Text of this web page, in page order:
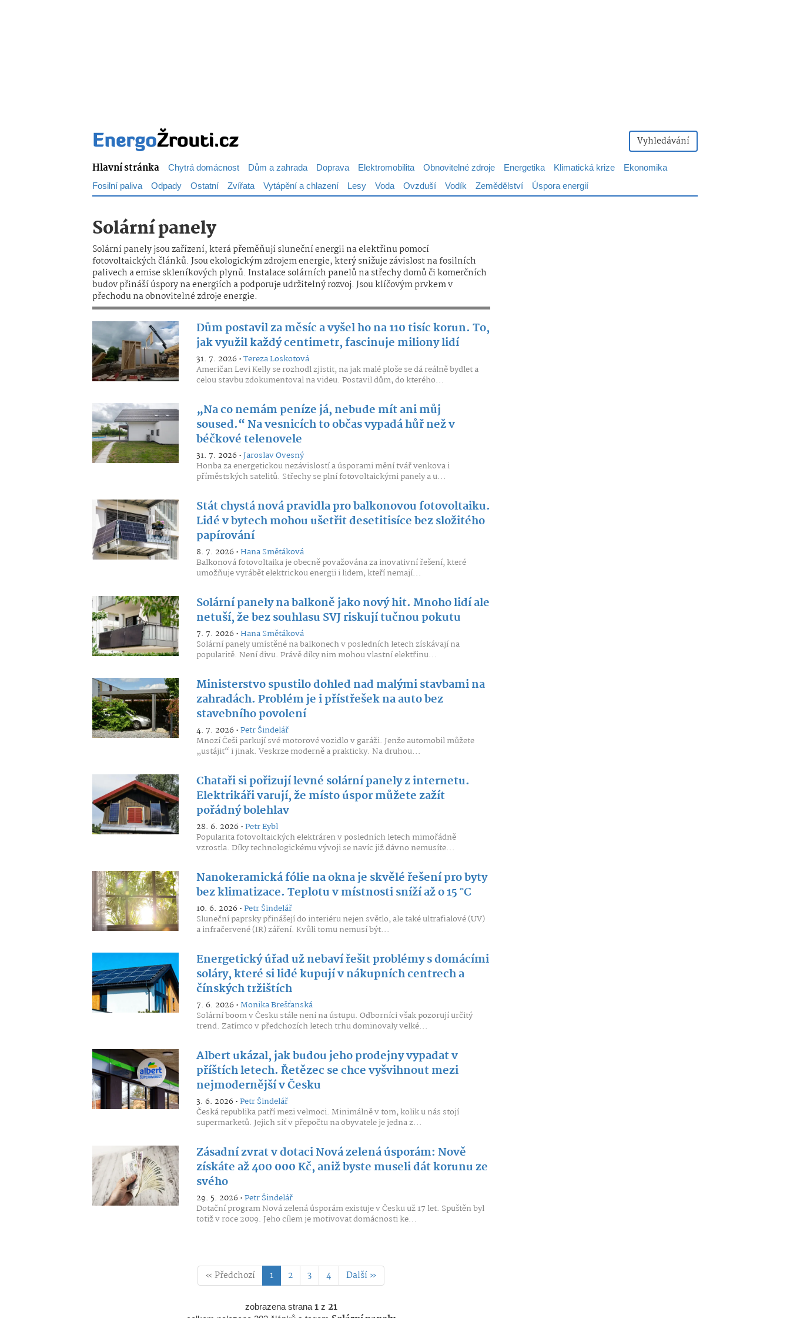
Vyhledávání
Hlavní stránka Chytrá domácnost Dům a zahrada Doprava Elektromobilita Obnovitelné zdroje Energetika Klimatická krize
Ekonomika
Fosilní paliva Odpady Ostatní Zvířata Vytápění a chlazení Lesy Voda Ovzduší Vodík Zemědělství Úspora energií
Solární panely
Solární panely jsou zařízení, která přeměňují sluneční energii na elektřinu pomocí
fotovoltaických článků. Jsou ekologickým zdrojem energie, který snižuje závislost na fosilních
palivech a emise skleníkových plynů. Instalace solárních panelů na střechy domů či komerčních
budov přináší úspory na energiích a podporuje udržitelný rozvoj. Jsou klíčovým prvkem v
přechodu na obnovitelné zdroje energie.
Dům postavil za měsíc a vyšel ho na 110 tisíc korun. To,
jak využil každý centimetr, fascinuje miliony lidí
31. 7. 2026 •Tereza Loskotová
Američan Levi Kelly se rozhodl zjistit, na jak malé ploše se dá reálně bydlet a
celou stavbu zdokumentoval na videu. Postavil dům, do kterého...
„Na co nemám peníze já, nebude mít ani můj
soused.“ Na vesnicích to občas vypadá hůř než v
béčkové telenovele
31. 7. 2026 •Jaroslav Ovesný
Honba za energetickou nezávislostí a úsporami mění tvář venkova i
příměstských satelitů. Střechy se plní fotovoltaickými panely a u...
Stát chystá nová pravidla pro balkonovou fotovoltaiku.
Lidé v bytech mohou ušetřit desetitisíce bez složitého
papírování
8. 7. 2026 •Hana Smětáková
Balkonová fotovoltaika je obecně považována za inovativní řešení, které
umožňuje vyrábět elektrickou energii i lidem, kteří nemají...
Solární panely na balkoně jako nový hit. Mnoho lidí ale
netuší, že bez souhlasu SVJ riskují tučnou pokutu
7. 7. 2026 •Hana Smětáková
Solární panely umístěné na balkonech v posledních letech získávají na
popularitě. Není divu. Právě díky nim mohou vlastní elektřinu...
Ministerstvo spustilo dohled nad malými stavbami na
zahradách. Problém je i přístřešek na auto bez
stavebního povolení
4. 7. 2026 •Petr Šindelář
Mnozí Češi parkují své motorové vozidlo v garáži. Jenže automobil můžete
„ustájit“ i jinak. Veskrze moderně a prakticky. Na druhou...
Chataři si pořizují levné solární panely z internetu.
Elektrikáři varují, že místo úspor můžete zažít
pořádný bolehlav
28. 6. 2026 •Petr Eybl
Popularita fotovoltaických elektráren v posledních letech mimořádně
vzrostla. Díky technologickému vývoji se navíc již dávno nemusíte...
Nanokeramická fólie na okna je skvělé řešení pro byty
bez klimatizace. Teplotu v místnosti sníží až o 15 °C
10. 6. 2026 •Petr Šindelář
Sluneční paprsky přinášejí do interiéru nejen světlo, ale také ultrafialové (UV)
a infračervené (IR) záření. Kvůli tomu nemusí být...
Energetický úřad už nebaví řešit problémy s domácími
soláry, které si lidé kupují v nákupních centrech a
čínských tržištích
7. 6. 2026 •Monika Brešťanská
Solární boom v Česku stále není na ústupu. Odborníci však pozorují určitý
trend. Zatímco v předchozích letech trhu dominovaly velké...
Albert ukázal, jak budou jeho prodejny vypadat v
příštích letech. Řetězec se chce vyšvihnout mezi
nejmodernější v Česku
3. 6. 2026 •Petr Šindelář
Česká republika patří mezi velmoci. Minimálně v tom, kolik u nás stojí
supermarketů. Jejich síť v přepočtu na obyvatele je jedna z...
Zásadní zvrat v dotaci Nová zelená úsporám: Nově
získáte až 400 000 Kč, aniž byste museli dát korunu ze
svého
29. 5. 2026 •Petr Šindelář
Dotační program Nová zelená úsporám existuje v Česku už 17 let. Spuštěn byl
totiž v roce 2009. Jeho cílem je motivovat domácnosti ke...
« Předchozí 1 2 3 4 Další »
zobrazena strana1z 21